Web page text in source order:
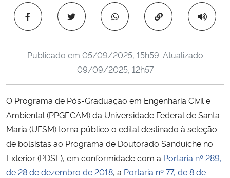
Ministério da Cidadania
Ministério da Saúde
Ministério de Minas e Energia
Ministério da Ciência, Tecnologia, Inovações e Comunicações
Ministério do Meio Ambiente
Ministério do Turismo
Ministério do Desenvolvimento Regional
Copiar para área
Publicado em 05/09/2025, 15h59. Atualizado
09/09/2025, 12h57
O Programa de Pós-Graduação em Engenharia Civil e
Ambiental (PPGECAM) da Universidade Federal de Santa
Maria (UFSM) torna público o edital destinado à seleção
de bolsistas ao Programa de Doutorado Sanduíche no
Exterior (PDSE), em conformidade com a Portaria nº 289,
de 28 de dezembro de 2018, a Portaria nº 77, de 8 de